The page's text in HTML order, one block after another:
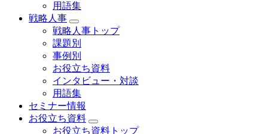
用語集
戦略人事
戦略人事トップ
課題別
事例別
お役立ち資料
インタビュー・対談
用語集
セミナー情報
お役立ち資料
お役立ち資料トップ